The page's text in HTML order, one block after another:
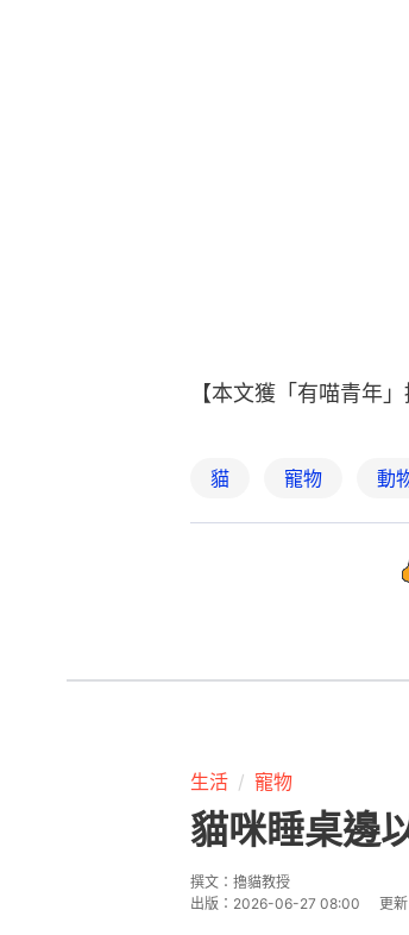
【本文獲「有喵青年
貓 寵物 動
生活 寵物
貓咪睡桌邊
撰文： 擼貓教授
出版： 2026-06-27 08:00 更新